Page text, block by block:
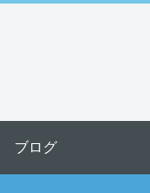
ブログ